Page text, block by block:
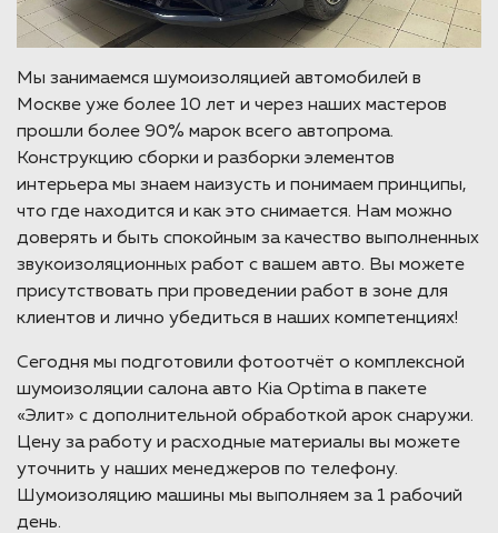
Мы занимаемся шумоизоляцией автомобилей в
Москве уже более 10 лет и через наших мастеров
прошли более 90% марок всего автопрома.
Конструкцию сборки и разборки элементов
интерьера мы знаем наизусть и понимаем принципы,
что где находится и как это снимается. Нам можно
доверять и быть спокойным за качество выполненных
звукоизоляционных работ с вашем авто. Вы можете
присутствовать при проведении работ в зоне для
клиентов и лично убедиться в наших компетенциях!
Сегодня мы подготовили фотоотчёт о комплексной
шумоизоляции салона авто Kia Optima в пакете
«Элит» с дополнительной обработкой арок снаружи.
Цену за работу и расходные материалы вы можете
уточнить у наших менеджеров по телефону.
Шумоизоляцию машины мы выполняем за 1 рабочий
день.